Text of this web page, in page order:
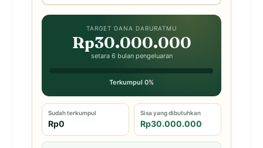
TARGET DANA DARURATMU
Rp30.000.000
setara 6 bulan pengeluaran
Terkumpul 0%
Sudah terkumpul
Rp0
Sisa yang dibutuhkan
Rp30.000.000